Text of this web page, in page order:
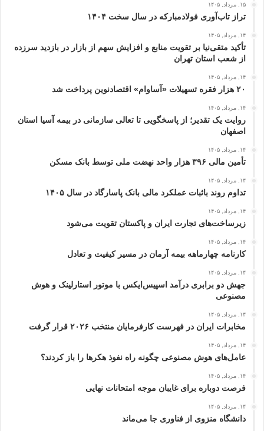
۱۵, مرداد, ۱۴۰۵
تراز تاب‌آوری فولادمبارکه در سال سخت ۱۴۰۴
۱۴, مرداد, ۱۴۰۵
تأکید متقی‌نیا بر تقویت منابع و افزایش سهم از بازار در بازدید سرزده
از شعب استان تهران
۱۴, مرداد, ۱۴۰۵
۲۰ هزار فقره تسهیلات «آساوام» اقتصادنوین پرداخت شد
۱۴, مرداد, ۱۴۰۵
روایت یک تقدیر؛ از پاسخگویی تا تعالی سازمانی در بیمه آسیا استان
اصفهان
۱۴, مرداد, ۱۴۰۵
تأمین مالی ۳۹۶ هزار واحد نهضت ملی توسط بانک مسکن
۱۴, مرداد, ۱۴۰۵
تداوم روند باثبات عملکرد مالی بانک پاسارگاد در سال ۱۴۰۵
۱۴, مرداد, ۱۴۰۵
زیرساخت‌های تجارت ایران و پاکستان تقویت می‌شود
۱۴, مرداد, ۱۴۰۵
کارنامه چهارماهه بیمه آرمان در مسیر کیفیت و تعادل
۱۴, مرداد, ۱۴۰۵
جهش دو برابری درآمد اسپیس‌ایکس با موتور استارلینک و هوش
مصنوعی
۱۴, مرداد, ۱۴۰۵
مخابرات ایران در فهرست کارفرمایان منتخب ۲۰۲۶ قرار گرفت
۱۴, مرداد, ۱۴۰۵
عامل‌های هوش مصنوعی چگونه راه نفوذ هکرها را باز کردند؟
۱۴, مرداد, ۱۴۰۵
فرصت دوباره برای غایبان موجه امتحانات نهایی
۱۴, مرداد, ۱۴۰۵
دانشگاه منزوی از فناوری جا می‌ماند